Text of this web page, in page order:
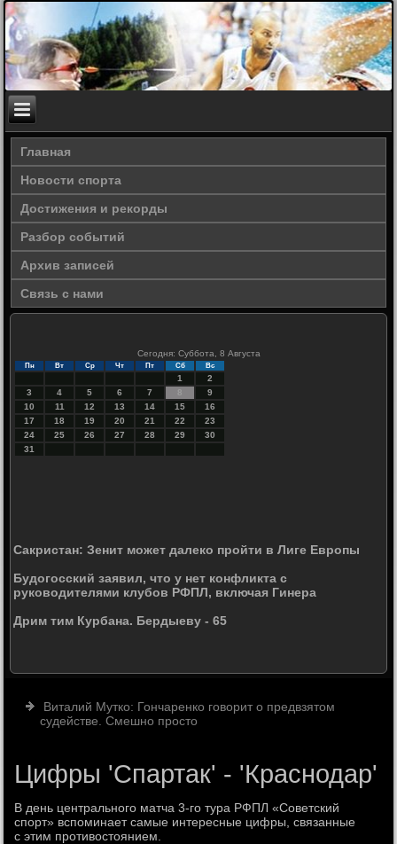
Главная
Новости спорта
Достижения и рекорды
Разбор событий
Архив записей
Связь с нами
Сегодня: Суббота, 8 Августа
Пн Вт Ср Чт Пт Сб Вс
1
2
3
4 5 6 7 8
9
10
11 12 13 14 15
16
17
18 19 20 21 22
23
24
25 26 27 28 29
30
31
Сакристан: Зенит может далеко пройти в Лиге Европы
Будогосский заявил, что у нет конфликта с
руководителями клубов РФПЛ, включая Гинера
Дрим тим Курбана. Бердыеву - 65
Виталий Мутко: Гончаренко говорит о предвзятом
судействе. Смешно просто
Цифры 'Спартак' - 'Краснодар'
В день центрального матча 3-го тура РФПЛ «Советский
спорт» вспоминает самые интересные цифры, связанные
с этим противостоянием.